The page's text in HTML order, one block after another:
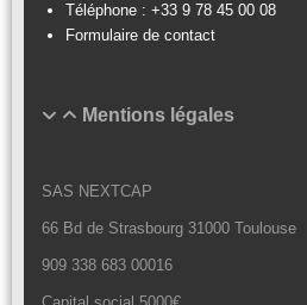
Téléphone : +33 9 78 45 00 08
Formulaire de contact
Mentions légales
SAS NEXTCAP
66 Bd de Strasbourg 31000 Toulouse
909 338 683 00016